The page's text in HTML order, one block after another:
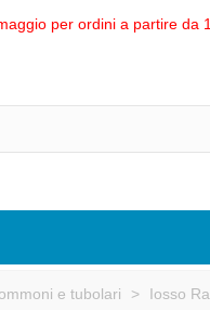
per ordini a partire da
e tubolari >
Iosso